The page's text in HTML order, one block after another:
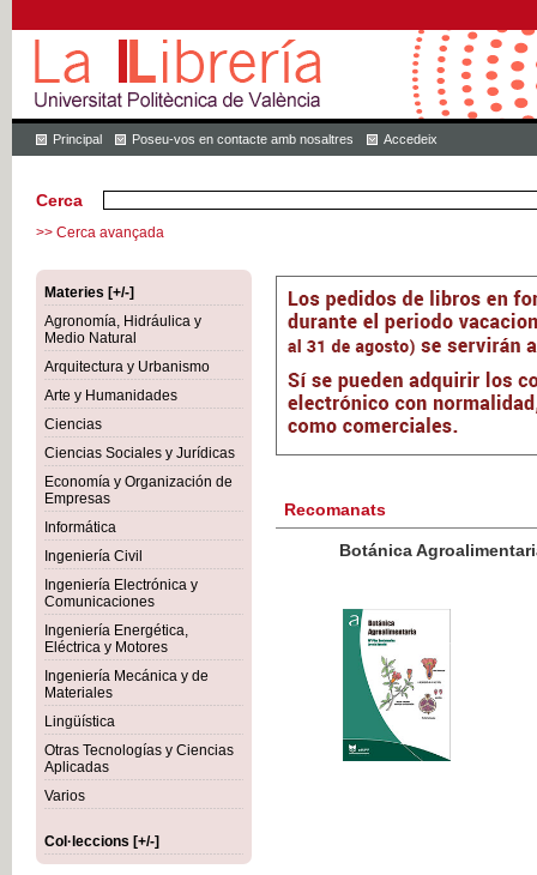
Principal Poseu-vos en contacte amb nosaltres Accedeix
Cerca
>> Cerca avançada
Materies [+/-]
Agronomía, Hidráulica y
Medio Natural
Arquitectura y Urbanismo
Arte y Humanidades
Ciencias
Ciencias Sociales y Jurídicas
Economía y Organización de
Empresas
Informática
Ingeniería Civil
Ingeniería Electrónica y
Comunicaciones
Ingeniería Energética,
Eléctrica y Motores
Ingeniería Mecánica y de
Materiales
Lingüística
Otras Tecnologías y Ciencias
Aplicadas
Varios
Col·leccions [+/-]
Recomanats
Botánica Agroalimentaria